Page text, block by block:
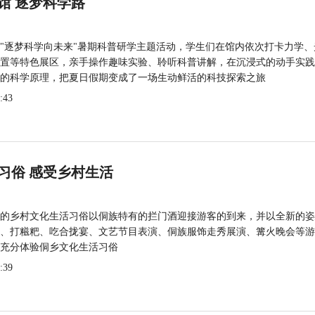
逐梦科学向未来"暑期科普研学主题活动，学生们在馆内依次打卡力学
等特色展区，亲手操作趣味实验、聆听科普讲解，在沉浸式的动手实
科学原理，把夏日假期变成了一场生动鲜活的科技探索之旅
俗 感受乡村生活
乡村文化生活习俗以侗族特有的拦门酒迎接游客的到来，并以全新的
打糍粑、吃合拢宴、文艺节目表演、侗族服饰走秀展演、篝火晚会等
分体验侗乡文化生活习俗